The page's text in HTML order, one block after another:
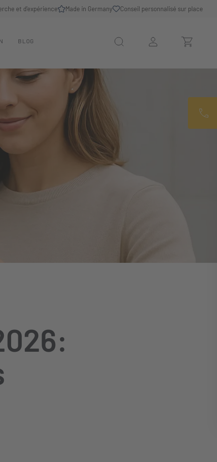
et d'expérience Made in Germany Conseil personnalisé sur place
BLOG